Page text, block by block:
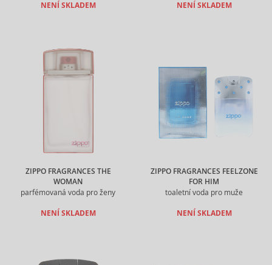
NENÍ SKLADEM NENÍ SKLADEM
ZIPPO FRAGRANCES THE
WOMAN
parfémovaná voda pro ženy
NENÍ SKLADEM
ZIPPO FRAGRANCES FEELZONE
FOR HIM
toaletní voda pro muže
NENÍ SKLADEM